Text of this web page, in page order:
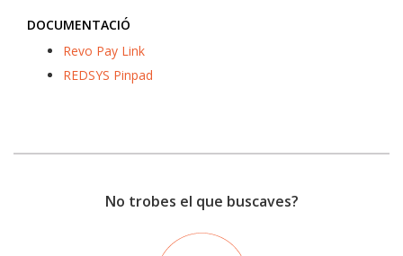
DOCUMENTACIÓ
Revo Pay Link
REDSYS Pinpad
No trobes el que buscaves?